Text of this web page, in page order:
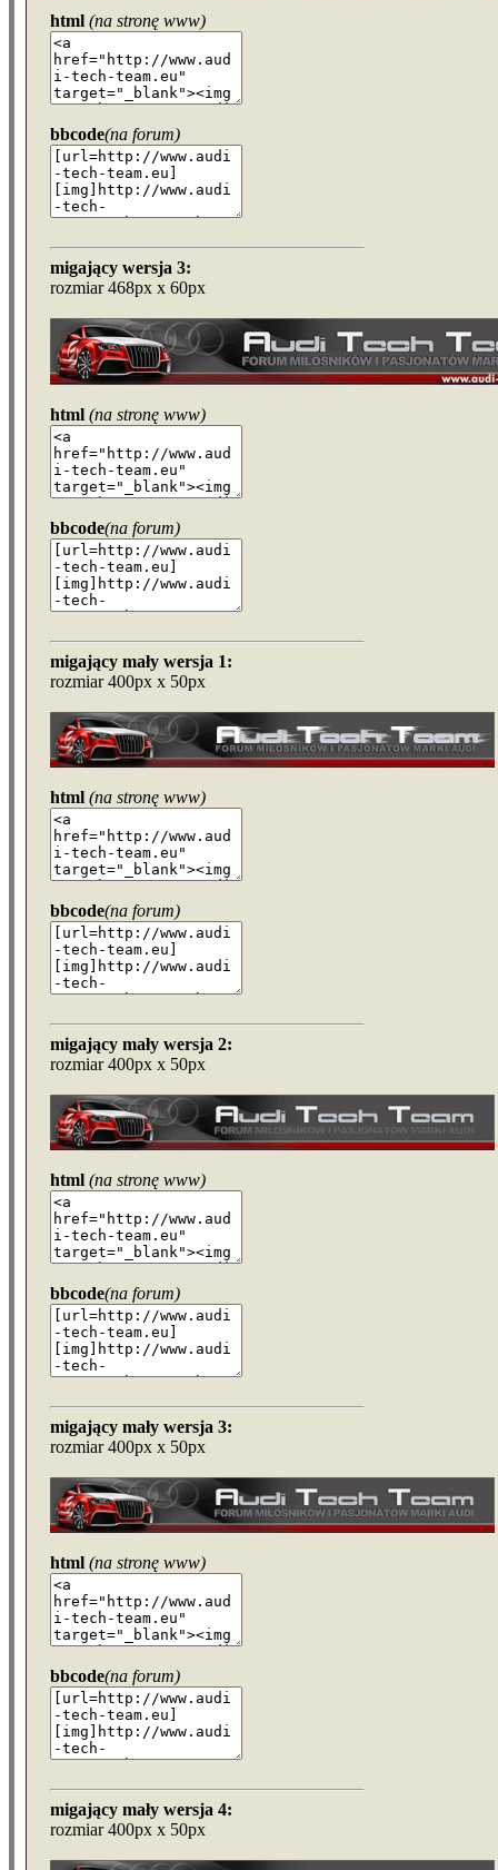
html (na stronę www)
bbcode(na forum)
migający wersja 3:
rozmiar 468px x 60px
html (na stronę www)
bbcode(na forum)
migający mały wersja 1:
rozmiar 400px x 50px
html (na stronę www)
bbcode(na forum)
migający mały wersja 2:
rozmiar 400px x 50px
html (na stronę www)
bbcode(na forum)
migający mały wersja 3:
rozmiar 400px x 50px
html (na stronę www)
bbcode(na forum)
migający mały wersja 4:
rozmiar 400px x 50px